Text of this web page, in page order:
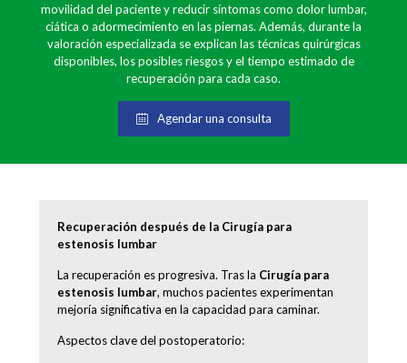
movilidad del paciente y reducir síntomas como dolor lumbar,
ciática o adormecimiento en las piernas. Además, durante la
valoración especializada se explican las técnicas quirúrgicas
disponibles, los posibles riesgos y el tiempo estimado de
recuperación para cada caso.
Agendar una consulta
Recuperación después de la Cirugía para
estenosis lumbar
La recuperación es progresiva. Tras la Cirugía para
estenosis lumbar, muchos pacientes experimentan
mejoría significativa en la capacidad para caminar.
Aspectos clave del postoperatorio: